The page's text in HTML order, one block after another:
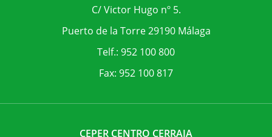
C/ Victor Hugo nº 5.
Puerto de la Torre 29190 Málaga
Telf.: 952 100 800
Fax: 952 100 817
CEPER CENTRO CERRAJA